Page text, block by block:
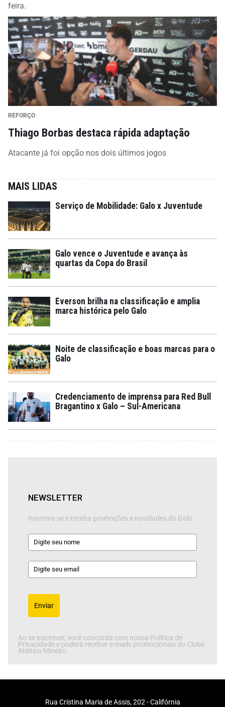
feira.
REFORÇO
Thiago Borbas destaca rápida adaptação
Atacante já foi opção nos dois últimos jogos
MAIS LIDAS
Serviço de Mobilidade: Galo x Juventude
Galo vence o Juventude e avança às
quartas da Copa do Brasil
Everson brilha na classificação e amplia
marca histórica pelo Galo
Noite de classificação e boas marcas para o
Galo
Credenciamento de imprensa para Red Bull
Bragantino x Galo – Sul-Americana
NEWSLETTER
Inscreva-se e receba promoções e novidades do Galo
Enviar
Ao se inscrever, você concorda com nossa Política de
Privacidade e poderá receber e-mails promocionais do Clube
Atlético Mineiro.
Rua Cristina Maria de Assis, 202 - Califórnia